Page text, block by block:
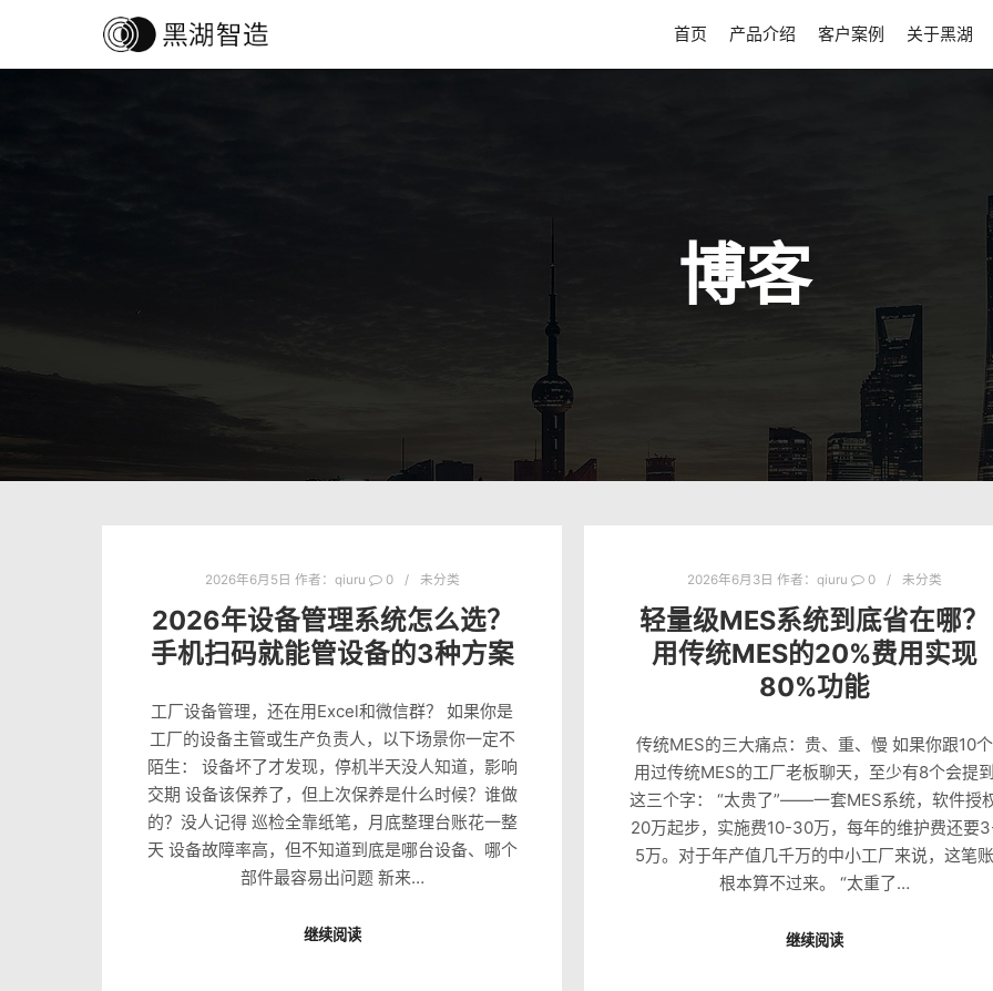
首页 产品介绍 客户案例 关于黑湖
博客
2026年6月5日 作者： qiuru 0 未分类
2026年设备管理系统怎么选？
手机扫码就能管设备的3种方案
工厂设备管理，还在用Excel和微信群？ 如果你是
工厂的设备主管或生产负责人，以下场景你一定不
陌生： 设备坏了才发现，停机半天没人知道，影响
交期 设备该保养了，但上次保养是什么时候？谁做
的？没人记得 巡检全靠纸笔，月底整理台账花一整
天 设备故障率高，但不知道到底是哪台设备、哪个
部件最容易出问题 新来…
继续阅读
2026年6月3日 作者： qiuru 0 未分类
轻量级MES系统到底省在哪？
用传统MES的20%费用实现
80%功能
传统MES的三大痛点：贵、重、慢 如果你跟10个
用过传统MES的工厂老板聊天，至少有8个会提到
这三个字： “太贵了”——一套MES系统，软件授
20万起步，实施费10-30万，每年的维护费还要
5万。对于年产值几千万的中小工厂来说，这笔账
根本算不过来。 “太重了…
继续阅读